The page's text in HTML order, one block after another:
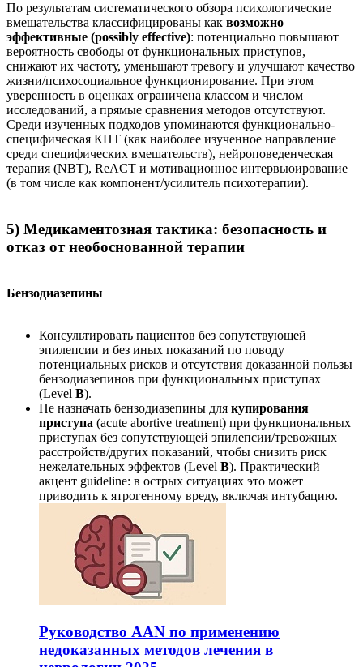
По результатам систематического обзора психологические
вмешательства классифицированы как возможно
эффективные (possibly effective): потенциально повышают
вероятность свободы от функциональных приступов,
снижают их частоту, уменьшают тревогу и улучшают качество
жизни/психосоциальное функционирование. При этом
уверенность в оценках ограничена классом и числом
исследований, а прямые сравнения методов отсутствуют.
Среди изученных подходов упоминаются функционально-
специфическая КПТ (как наиболее изученное направление
среди специфических вмешательств), нейроповеденческая
терапия (NBT), ReACT и мотивационное интервьюирование
(в том числе как компонент/усилитель психотерапии).
5) Медикаментозная тактика: безопасность и
отказ от необоснованной терапии
Бензодиазепины
Консультировать пациентов без сопутствующей
эпилепсии и без иных показаний по поводу
потенциальных рисков и отсутствия доказанной пользы
бензодиазепинов при функциональных приступах
(Level B).
Не назначать бензодиазепины для купирования
приступа (acute abortive treatment) при функциональных
приступах без сопутствующей эпилепсии/тревожных
расстройств/других показаний, чтобы снизить риск
нежелательных эффектов (Level B). Практический
акцент guideline: в острых ситуациях это может
приводить к ятрогенному вреду, включая интубацию.
Руководство AAN по применению
недоказанных методов лечения в